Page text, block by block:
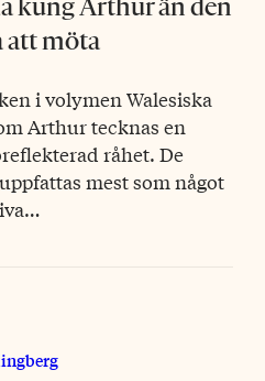
kung Arthur än den
att möta
i volymen Walesiska
Arthur tecknas en
råhet. De
mest som något